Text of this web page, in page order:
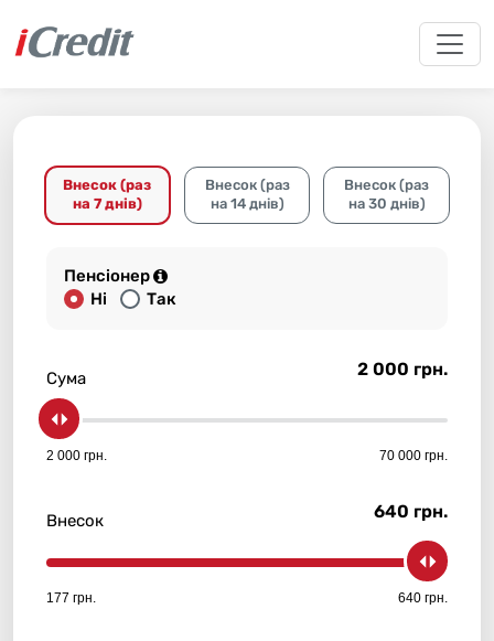
Внесок (раз
на 7 днів)
Внесок (раз
на 14 днів)
Внесок (раз
на 30 днів)
Пенсіонер
Нi
Так
Сума 2 000 грн.
2 000 грн. 70 000 грн.
Внесок 640 грн.
177 грн. 640 грн.